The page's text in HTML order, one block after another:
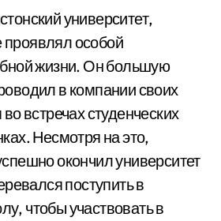
университет,
особой
жизни. Он большую
в компании своих
встречах студенческих
Несмотря на это,
окончил университет
поступить в
чтобы участвовать в